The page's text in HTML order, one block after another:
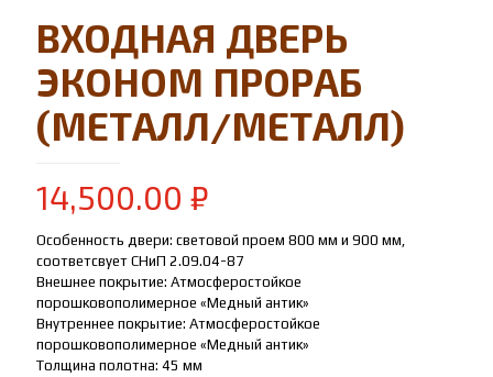
ВХОДНАЯ ДВЕРЬ
ЭКОНОМ ПРОРАБ
(МЕТАЛЛ/МЕТАЛЛ)
14,500.00 ₽
Особенность двери: световой проем 800 мм и 900 мм,
соответсвует СНиП 2.09.04-87
Внешнее покрытие: Атмосферостойкое
порошковополимерное «Медный антик»
Внутреннее покрытие: Атмосферостойкое
порошковополимерное «Медный антик»
Толщина полотна: 45 мм